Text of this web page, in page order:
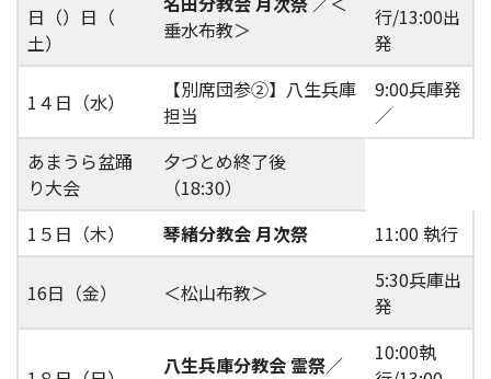
日（）日（
土）
垂水布教＞
行/13:00出
発
1４日（水）
【別席団参②】八生兵庫
担当
9:00兵庫発
／
あまうら盆踊
り大会
夕づとめ終了後
（18:30）
1５日（木）
琴緒分教会 月次祭 11:00 執行
16日（金） ＜松山布教＞
5:30兵庫出
発
八生兵庫分教会 霊祭／
10:00執